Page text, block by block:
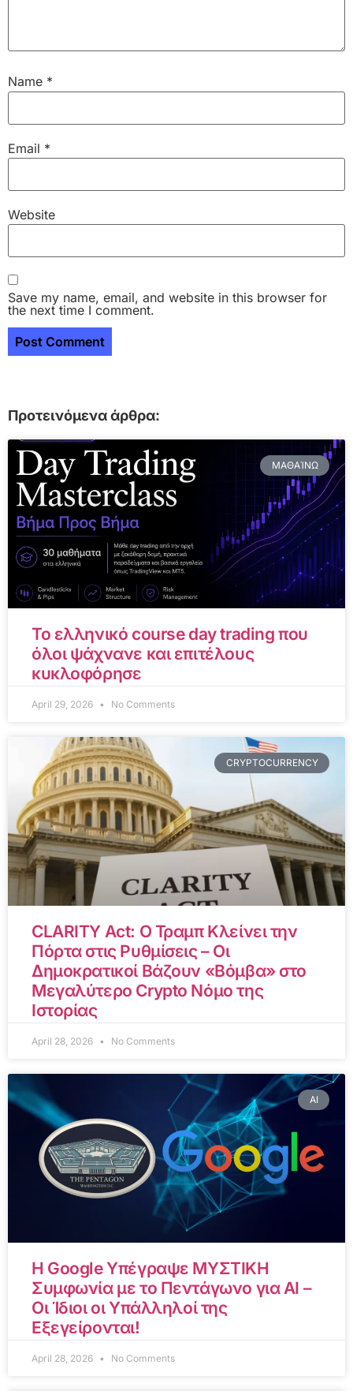
Name *
Email *
Website
Save my name, email, and website in this browser for
the next time I comment.
Προτεινόμενα άρθρα:
ΜΑΘΑΊΝΩ
Το ελληνικό course day trading που
όλοι ψάχνανε και επιτέλους
κυκλοφόρησε
April 29, 2026 No Comments
CRYPTOCURRENCY
CLARITY Act: Ο Τραμπ Κλείνει την
Πόρτα στις Ρυθμίσεις – Οι
Δημοκρατικοί Βάζουν «Βόμβα» στο
Μεγαλύτερο Crypto Νόμο της
Ιστορίας
April 28, 2026 No Comments
AI
Η Google Υπέγραψε ΜΥΣΤΙΚΗ
Συμφωνία με το Πεντάγωνο για AI –
Οι Ίδιοι οι Υπάλληλοί της
Εξεγείρονται!
April 28, 2026 No Comments